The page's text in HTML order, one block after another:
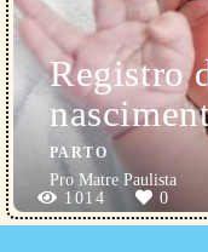
Registro
PARTO
Pro Matre Paulista
1014
0